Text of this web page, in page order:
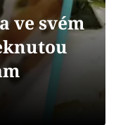
ve svém